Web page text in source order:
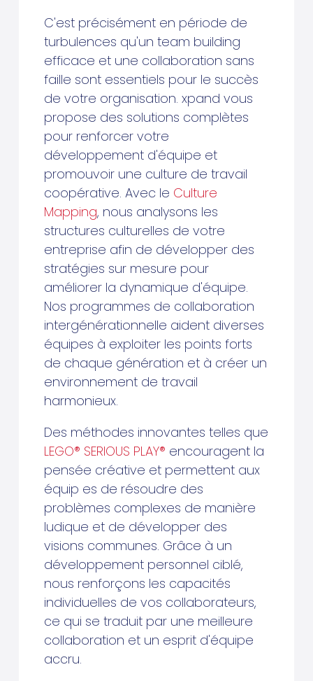
C'est précisément en période de
turbulences qu'un team building
efficace et une collaboration sans
faille sont essentiels pour le succès
de votre organisation. xpand vous
propose des solutions complètes
pour renforcer votre
développement d'équipe et
promouvoir une culture de travail
coopérative. Avec le Culture
Mapping, nous analysons les
structures culturelles de votre
entreprise afin de développer des
stratégies sur mesure pour
améliorer la dynamique d'équipe.
Nos programmes de collaboration
intergénérationnelle aident diverses
équipes à exploiter les points forts
de chaque génération et à créer un
environnement de travail
harmonieux.
Des méthodes innovantes telles que
LEGO® SERIOUS PLAY® encouragent la
pensée créative et permettent aux
équip es de résoudre des
problèmes complexes de manière
ludique et de développer des
visions communes. Grâce à un
développement personnel ciblé,
nous renforçons les capacités
individuelles de vos collaborateurs,
ce qui se traduit par une meilleure
collaboration et un esprit d'équipe
accru.